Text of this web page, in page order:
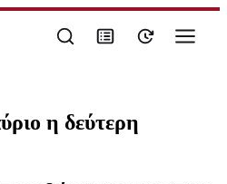
η δεύτερη